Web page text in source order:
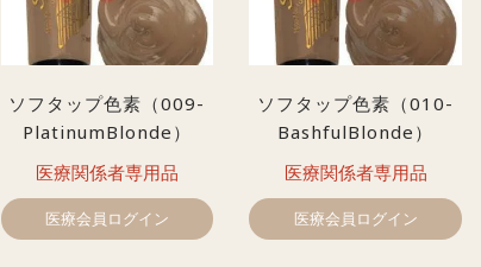
ソフタップ色素（009-
PlatinumBlonde）
医療関係者専用品
医療会員ログイン
ソフタップ色素（010-
BashfulBlonde）
医療関係者専用品
医療会員ログイン